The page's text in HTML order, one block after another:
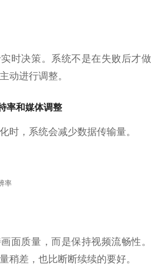
时决策。系统不是在失败后才做
动进行调整。
率和媒体调整
时，系统会减少数据传输量。
率
面质量，而是保持视频流畅性。
稍差，也比断断续续的要好。